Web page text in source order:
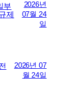
부
제
2026년
07월 24
일
2026년 07
월 24일